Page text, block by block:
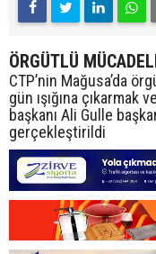
ÖRGÜTLÜ
CTP’nin Mağusa’da
gün ışığına çıkarmak
başkanı Ali Gulle
gerçekleştirildi